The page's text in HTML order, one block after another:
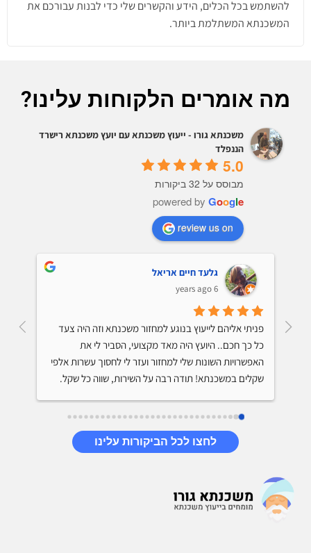
להשתמש בכל הכלים, הידע והקשרים שלי כדי לבנות עבורכם את
המשכנתא המשתלמת ביותר.
מה אומרים הלקוחות עלינו?
משכנתא גורו - ייעוץ משכנתא עם יועץ משכנתא רישרד
הננפלד
5.0
מבוסס על 32 ביקורות
powered by Google
review us on
גלעד חיים אריאל
6 years ago
שקלים במשכנתא! תודה רבה על השירות, שווה כל שקל.
לחצו לכל הביקורות עלינו